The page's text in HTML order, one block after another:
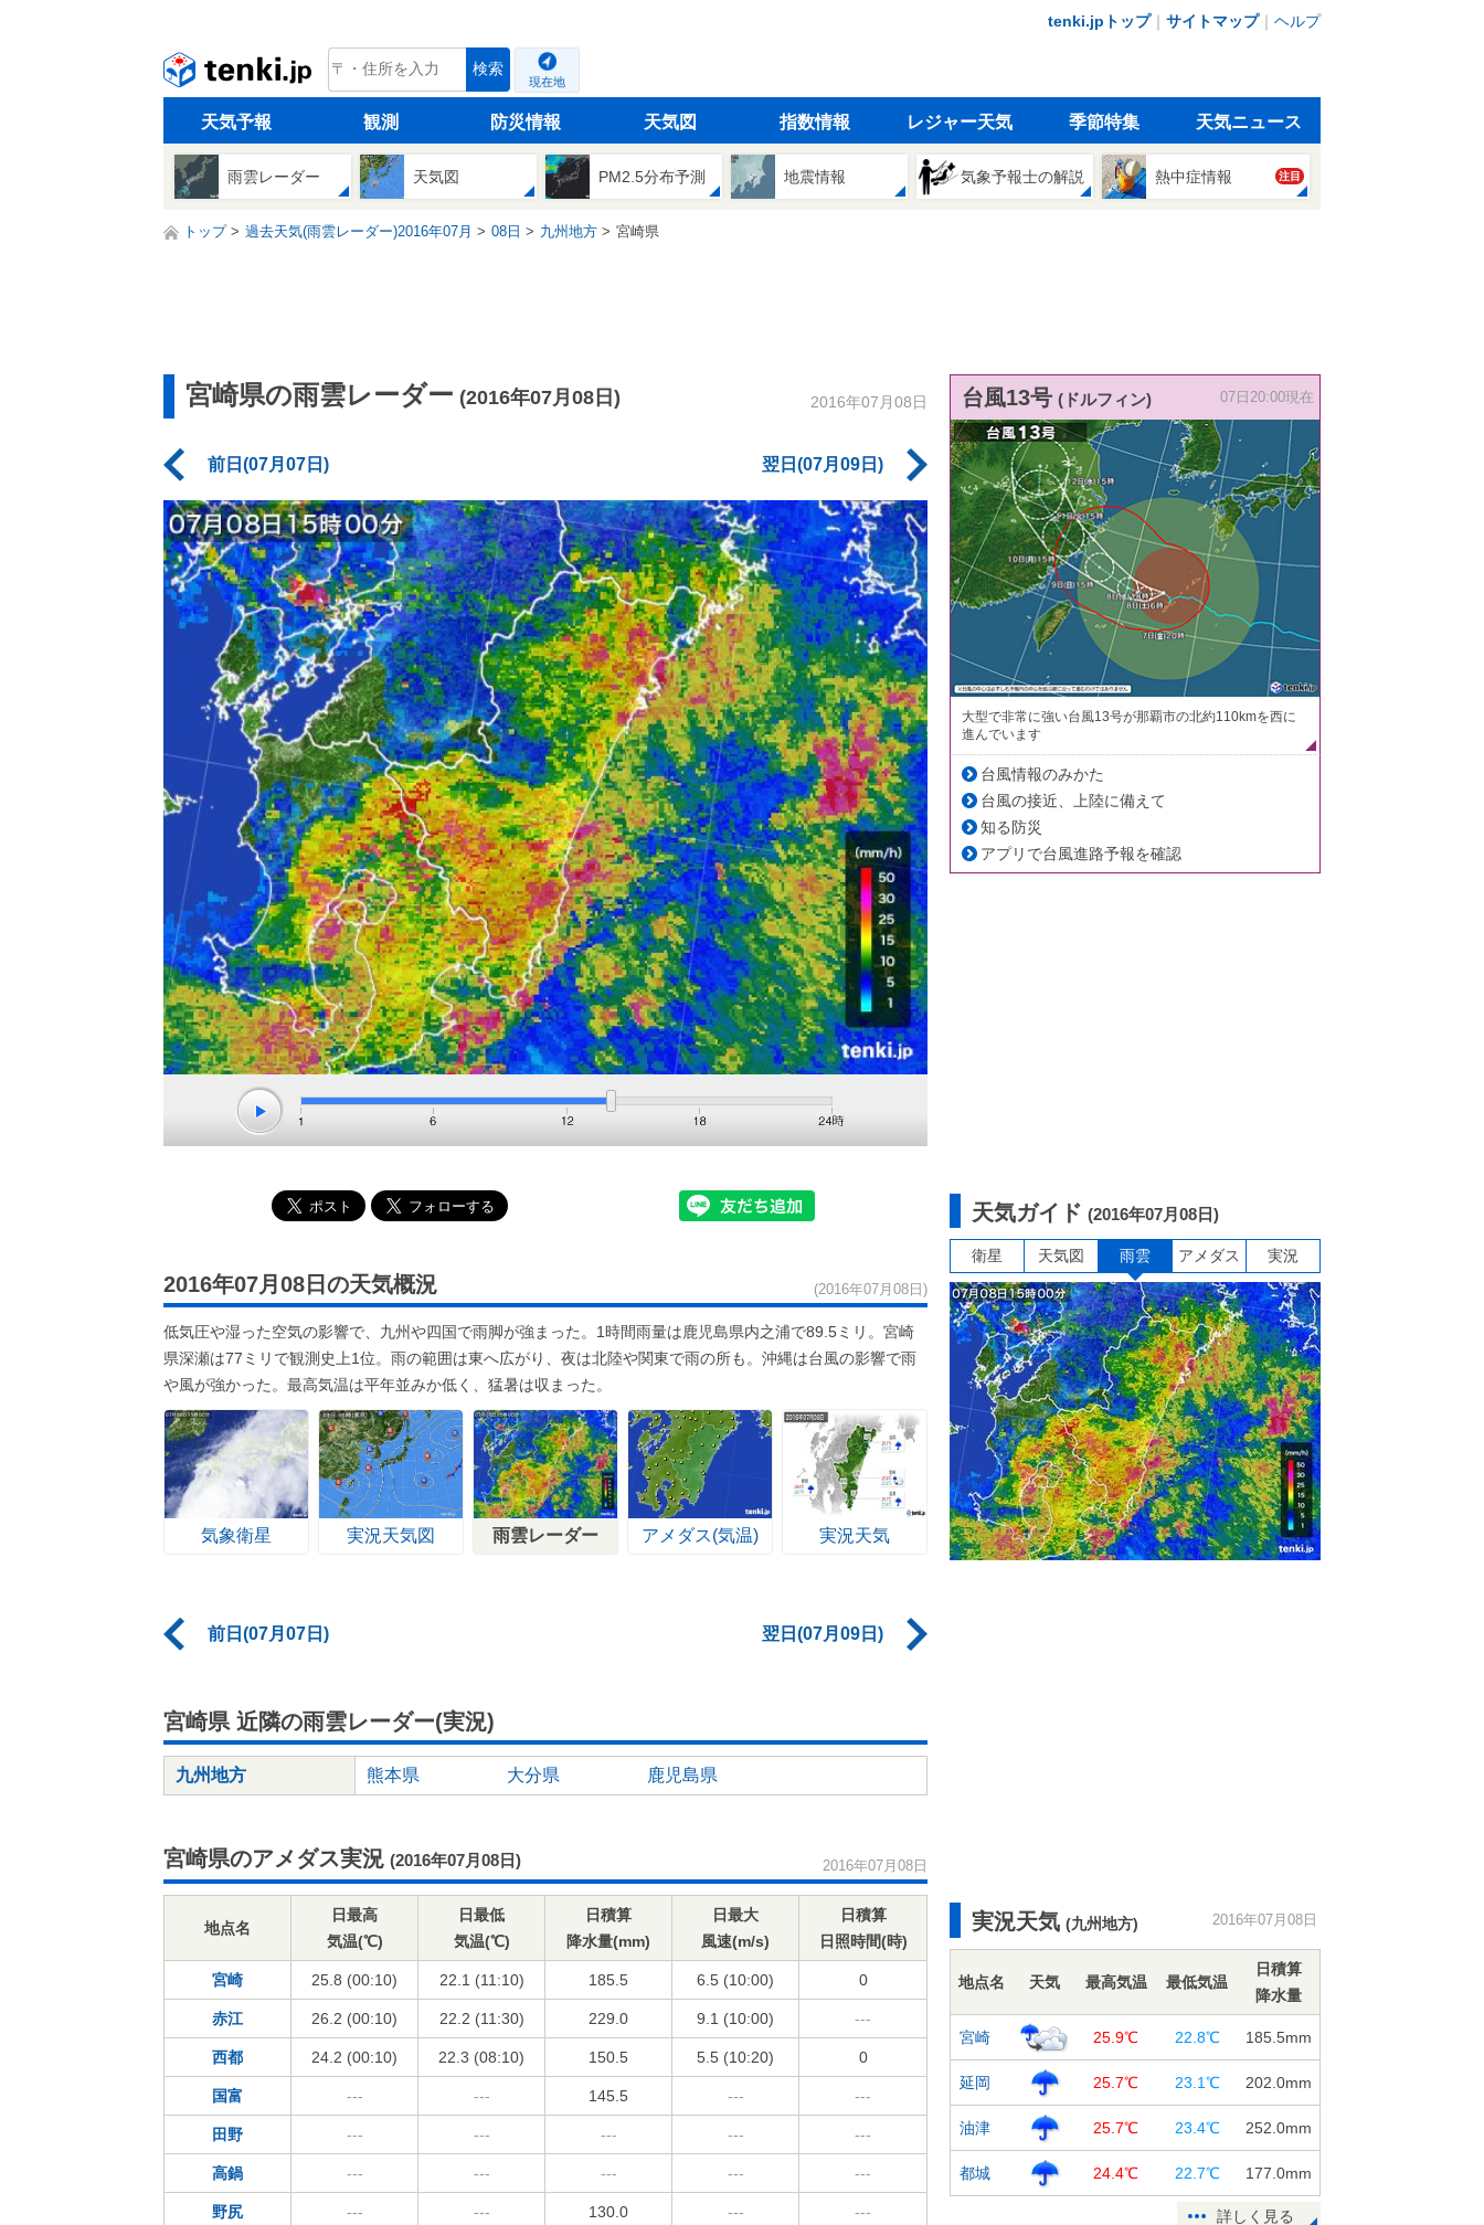
tenki.jpトップ｜ サイトマップ｜ ヘルプ
tenki.jp 検索
現在地
天気予報 観測 防災情報 天気図 指数情報 レジャー天気 季節特集 天気ニュース
雨雲レーダー 天気図 PM2.5分布予測 地震情報 気象予報士の解説 熱中症情報 注目
トップ 過去天気(雨雲レーダー)2016年07月 08日 九州地方 宮崎県
宮崎県の雨雲レーダー (2016年07月08日) 2016年07月08日
前日(07月07日) 翌日(07月09日)
2016年07月08日の天気概況 (2016年07月08日)
低気圧や湿った空気の影響で、九州や四国で雨脚が強まった。1時間雨量は鹿児島県内之浦で89.5ミリ。宮崎
県深瀬は77ミリで観測史上1位。雨の範囲は東へ広がり、夜は北陸や関東で雨の所も。沖縄は台風の影響で雨
や風が強かった。最高気温は平年並みか低く、猛暑は収まった。
気象衛星 実況天気図 雨雲レーダー アメダス(気温) 実況天気
前日(07月07日) 翌日(07月09日)
宮崎県 近隣の雨雲レーダー(実況)
九州地方 熊本県 大分県 鹿児島県
宮崎県のアメダス実況 (2016年07月08日) 2016年07月08日
地点名
日最高
気温(℃)
日最低
気温(℃)
日積算
降水量(mm)
日最大
風速(m/s)
日積算
日照時間(時)
宮崎 25.8 (00:10) 22.1 (11:10) 185.5 6.5 (10:00) 0
赤江 26.2 (00:10) 22.2 (11:30) 229.0 9.1 (10:00) ---
西都 24.2 (00:10) 22.3 (08:10) 150.5 5.5 (10:20) 0
国富 --- --- 145.5 --- ---
田野 --- --- --- --- ---
高鍋 --- --- --- --- ---
野尻 --- --- 130.0 --- ---
台風13号 (ドルフィン) 07日20:00現在
大型で非常に強い台風13号が那覇市の北約110kmを西に
進んでいます
台風情報のみかた
台風の接近、上陸に備えて
知る防災
アプリで台風進路予報を確認
天気ガイド (2016年07月08日)
衛星 天気図 雨雲 アメダス 実況
実況天気 (九州地方) 2016年07月08日
地点名 天気 最高気温 最低気温
日積算
降水量
宮崎 25.9℃ 22.8℃ 185.5mm
延岡 25.7℃ 23.1℃ 202.0mm
油津 25.7℃ 23.4℃ 252.0mm
都城 24.4℃ 22.7℃ 177.0mm
詳しく見る